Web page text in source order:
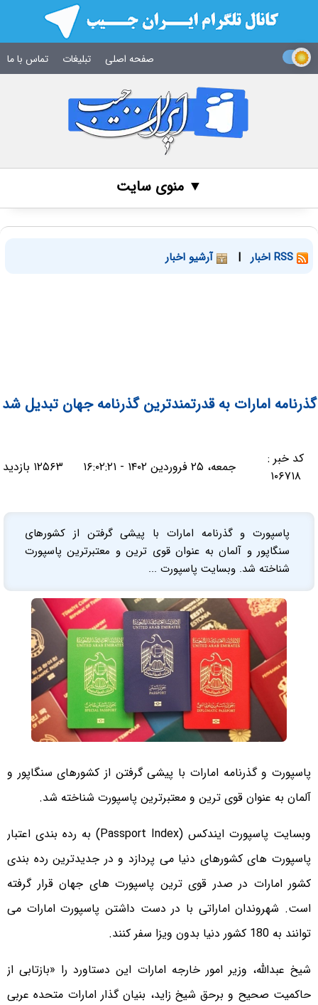
صفحه اصلی تبلیغات تماس با ما
▼ منوی سایت
| آرشیو اخبار
گذرنامه امارات به قدرتمندترین گذرنامه جهان تبدیل شد
کد خبر :
۱۰۶۷۱۸
جمعه، ۲۵ فروردین ۱۴۰۲ - ۱۶:۰۲:۲۱ ۱۲۵۶۳ بازدید
پاسپورت و گذرنامه امارات با پیشی گرفتن از کشورهای
سنگاپور و آلمان به عنوان قوی ترین و معتبرترین پاسپورت
شناخته شد. وبسایت پاسپورت ...
پاسپورت و گذرنامه امارات با پیشی گرفتن از کشورهای سنگاپور و
آلمان به عنوان قوی ترین و معتبرترین پاسپورت شناخته شد.
وبسایت پاسپورت ایندکس (Passport Index) به رده بندی اعتبار
پاسپورت های کشورهای دنیا می پردازد و در جدیدترین رده بندی
کشور امارات در صدر قوی ترین پاسپورت های جهان قرار گرفته
است. شهروندان اماراتی با در دست داشتن پاسپورت امارات می
توانند به 180 کشور دنیا بدون ویزا سفر کنند.
شیخ عبدالله، وزیر امور خارجه امارات این دستاورد را «بازتابی از
حاکمیت صحیح و برحق شیخ زاید، بنیان گذار امارات متحده عربی